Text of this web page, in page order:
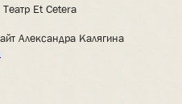
Et Cetera
Александра Калягина